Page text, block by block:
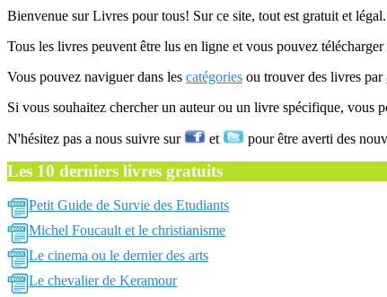
Bienvenue sur Livres pour tous! Sur ce site, tout est gratuit et
Tous les livres peuvent être lus en ligne et vous pouvez
Vous pouvez naviguer dans les catégories ou trouver des livres par
Si vous souhaitez chercher un auteur ou un livre spécifique, vous
N'hésitez pas a nous suivre sur et pour être averti des
Les 10 derniers livres gratuits
Petit Guide de Survie des Etudiants
Michel Foucault et le christianisme
Le cinema ou le dernier des arts
Le chevalier de Keramour